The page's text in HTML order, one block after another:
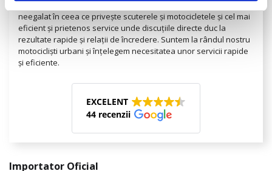
Servicii.Ne angajăm să vă oferim cunoștințele noastre de
neegalat în ceea ce privește scuterele și motocicletele și cel mai
eficient și prietenos service unde discuțiile directe duc la
rezultate rapide și relații de încredere. Suntem la rândul nostru
motocicliști urbani și înțelegem necesitatea unor servicii rapide
și eficiente.
EXCELENT
44 recenzii
Importator Oficial